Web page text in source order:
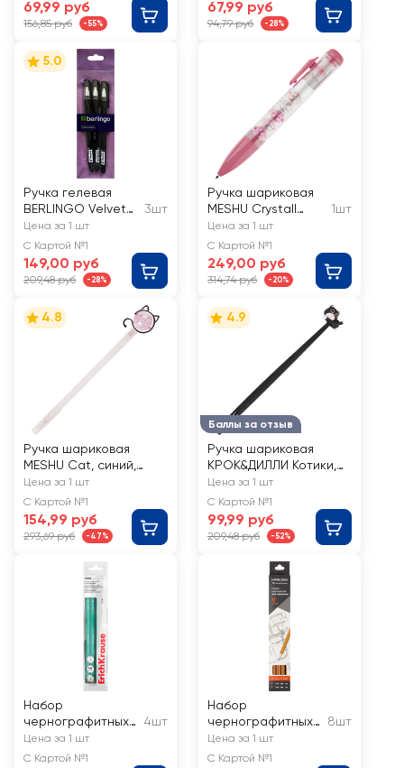
69,99 руб
156,85 руб -55%
67,99 руб
94,79 руб -28%
5.0
Ручка гелевая
BERLINGO Velvet
черная, 0,5мм
3шт
Цена за 1 шт
С Картой №1
149,00 руб
209,48 руб -28%
Ручка шариковая
MESHU Crystall
Paws
автоматическая,
синий
1шт
Цена за 1 шт
С Картой №1
249,00 руб
314,74 руб -20%
4.8
Ручка шариковая
MESHU Cat, синий,
0,7мм, с топпером, в
ассортименте, Арт.
340179
Цена за 1 шт
С Картой №1
154,99 руб
293,69 руб -47%
Баллы за отзыв
4.9
Ручка шариковая
КРОК&ДИЛЛИ Котики,
синий, Арт. L522093-1
Цена за 1 шт
С Картой №1
99,99 руб
209,48 руб -52%
Набор
чернографитных
карандашей
ERICHKRAUSE
4шт
Цена за 1 шт
С Картой №1
Набор
чернографитных
карандашей для
черчения КРАСИН
8шт
Цена за 1 шт
С Картой №1